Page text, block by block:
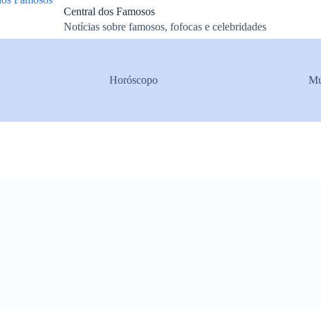
Central dos Famosos
Notícias sobre famosos, fofocas e celebridades
Horóscopo